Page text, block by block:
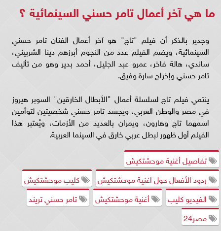
ما هي آخر أعمال تامر حسني السينمائية ؟
وجدير بالذكر أن فيلم "تاج" هو آخر أعمال الفنان تامر حسني
السينمائية، ويضم الفيلم عدد من النجوم أبرزهم دينا الشربيني،
ساندي، هالة فاخر، عمرو عبد الجليل، أحمد بدير وهو من تأليف
تامر حسني وإخراج سارة وفيق.
ينتمي فيلم تاج لسلسلة أعمال "الأبطال الخارقين" السوبر هيروز
في مصر والوطن العربي، ويجسد تامر حسني شخصيتين لتوأمين
اسمهما تاج وهارون، ويمران بالعديد من الأزمات، ويُعتبر هذا
الفيلم أول ظهور لبطل عربي خارق في السينما العربية.
تفاصيل أغنية موحشتكيش
ردود الأفعال حول اغنية موحشتكيش
كليب موحشتكيش
الفيديو كليب
أغنية موحشتكيش
تامر حسني تريند
مصر24